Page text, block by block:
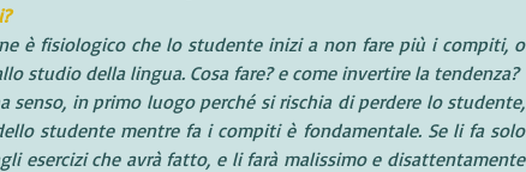
è fisiologico che lo studente inizi a non fare più i compiti, o
studio della lingua. Cosa fare? e come invertire la tendenza?
in primo luogo perché si rischia di perdere lo studente,
studente mentre fa i compiti è fondamentale. Se li fa solo
esercizi che avrà fatto, e li farà malissimo e disattentamente